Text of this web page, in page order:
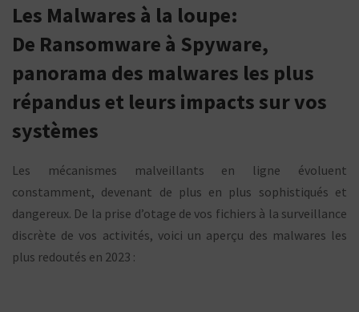
Les Malwares à la loupe:
De Ransomware à Spyware,
panorama des malwares les plus
répandus et leurs impacts sur vos
systèmes
Les mécanismes malveillants en ligne évoluent
constamment, devenant de plus en plus sophistiqués et
dangereux. De la prise d’otage de vos fichiers à la surveillance
discrète de vos activités, voici un aperçu des malwares les
plus redoutés en 2023 :